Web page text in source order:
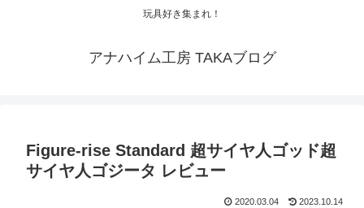
玩具好き集まれ！
アナハイム工房 TAKAブログ
Figure-rise Standard 超サイヤ人ゴッド超
サイヤ人ゴジータ レビュー
2020.03.04 2023.10.14